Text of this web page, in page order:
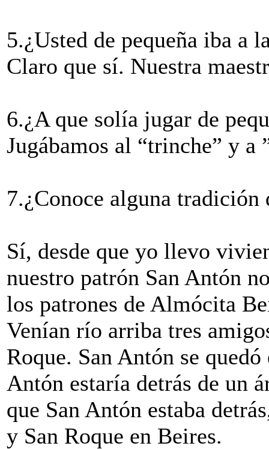
5.¿Usted de pequeña iba a
Claro que sí. Nuestra
6.¿A que solía jugar de
Jugábamos al “trinche” y a
7.¿Conoce alguna tradición
Sí, desde que yo llevo
nuestro patrón San Antón
los patrones de Almócita
Venían río arriba tres
Roque. San Antón se
Antón estaría detrás de un
que San Antón estaba
y San Roque en Beires.